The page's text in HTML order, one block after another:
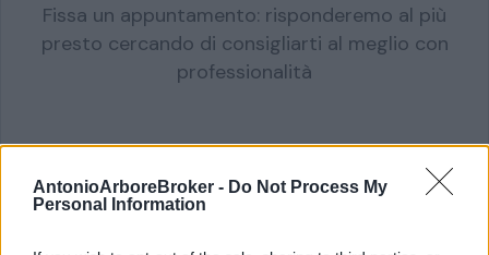
AntonioArboreBroker - Do Not Process My
Personal Information
Fissa un appuntamento: risponderemo al più
presto cercando di consigliarti al meglio con
professionalità